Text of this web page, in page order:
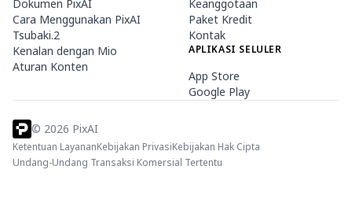
Dokumen PixAI
Cara Menggunakan PixAI
Tsubaki.2
Kenalan dengan Mio
Aturan Konten
Keanggotaan
Paket Kredit
Kontak
APLIKASI SELULER
App Store
Google Play
© 2026 PixAI
Ketentuan LayananKebijakan PrivasiKebijakan Hak Cipta
Undang-Undang Transaksi Komersial Tertentu